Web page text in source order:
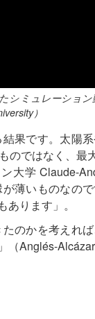
シミュレーショ
）
果です。太陽
のではなく、最
学 Claude-
薄いものなの
ります」。
のかを考えれ
Anglés-Alcázar